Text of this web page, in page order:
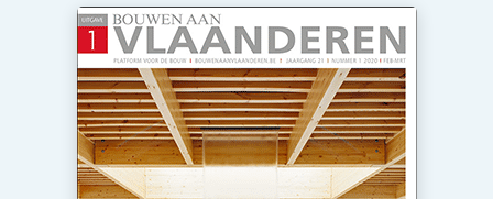
Dak & Gevel
Houtbouw
HVAC
Interieurarchitectuur